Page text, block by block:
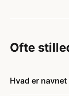
Ofte
Hvad er